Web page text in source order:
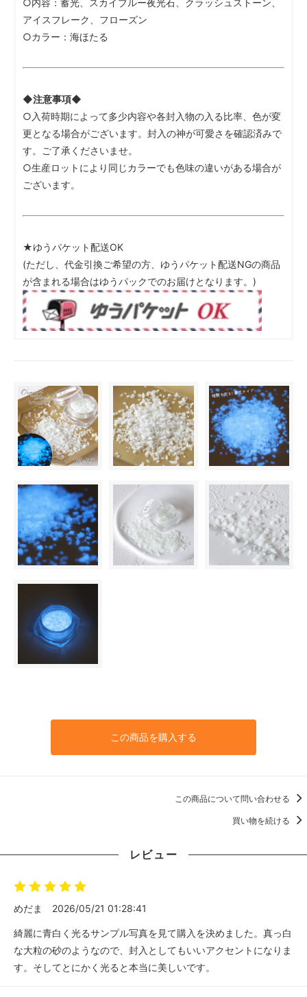
○内容：蓄光、スカイブルー夜光石、クラッシュストーン、
アイスフレーク、フローズン
○カラー：海ほたる
◆注意事項◆
○入荷時期によって多少内容や各封入物の入る比率、色が変
更となる場合がございます。封入の神が可愛さを確認済みで
す。ご了承くださいませ。
○生産ロットにより同じカラーでも色味の違いがある場合が
ございます。
★ゆうパケット配送OK
(ただし、代金引換ご希望の方、ゆうパケット配送NGの商品
が含まれる場合はゆうパックでのお届けとなります。)
この商品を購入する
この商品について問い合わせる
買い物を続ける
レビュー
めだま 2026/05/21 01:28:41
綺麗に青白く光るサンプル写真を見て購入を決めました。真っ白
な大粒の砂のようなので、封入としてもいいアクセントになりま
す。そしてとにかく光ると本当に美しいです。